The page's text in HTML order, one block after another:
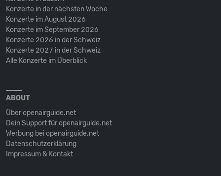
Konzerte in der nächsten Woche
Konzerte im August 2026
Konzerte im September 2026
Konzerte 2026 in der Schweiz
Konzerte 2027 in der Schweiz
Alle Konzerte im Überblick
ABOUT
Über openairguide.net
Dein Support für openairguide.net
Werbung bei openairguide.net
Datenschutz­erklärung
Impressum & Kontakt